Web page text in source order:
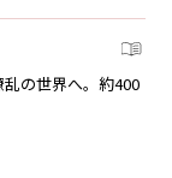
の世界へ。約400